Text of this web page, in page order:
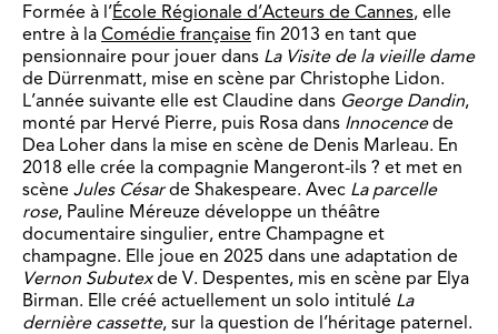
Formée à l’École Régionale d’Acteurs de Cannes, elle
entre à la Comédie française fin 2013 en tant que
pensionnaire pour jouer dans La Visite de la vieille dame
de Dürrenmatt, mise en scène par Christophe Lidon.
L’année suivante elle est Claudine dans George Dandin,
monté par Hervé Pierre, puis Rosa dans Innocencede
Dea Loher dans la mise en scène de Denis Marleau. En
2018 elle crée la compagnie Mangeront-ils ? et met en
scène Jules Césarde Shakespeare. Avec La parcelle
rose, Pauline Méreuze développe un théâtre
documentaire singulier, entre Champagne et
champagne. Elle joue en 2025 dans une adaptation de
Vernon Subutexde V. Despentes, mis en scène par Elya
Birman. Elle créé actuellement un solo intitulé La
dernière cassette, sur la question de l’héritage paternel.